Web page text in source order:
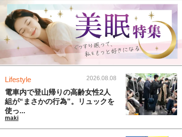
Lifestyle 2026.08.08
電車内で登山帰りの高齢女性2人
組が“まさかの行為”。リュックを
使っ...
maki